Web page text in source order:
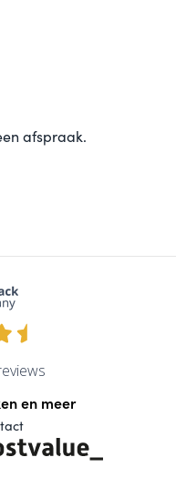
afspraak.
en meer